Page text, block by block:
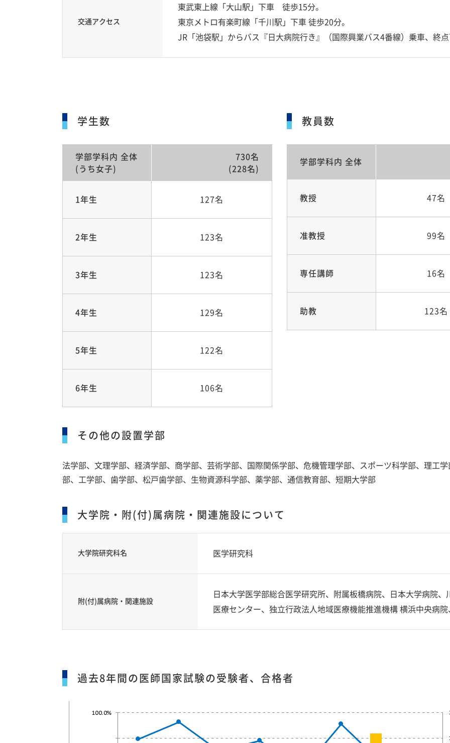
交通アクセス
東武東上線「大山駅」下車 徒歩15分。
東京メトロ有楽町線「千川駅」下車 徒歩20分。
JR「池袋駅」からバス『日大病院行き』（国際興業バス4番線）乗車、終
学生数
学部学科内 全体
(うち女子)
730名
(228名)
1年生 127名
2年生 123名
3年生 123名
4年生 129名
5年生 122名
6年生 106名
教員数
学部学科内 全体
教授 47名
准教授 99名
専任講師 16名
助教 123名
その他の設置学部
法学部、文理学部、経済学部、商学部、芸術学部、国際関係学部、危機管理学部、スポーツ科学部、理工
部、工学部、歯学部、松戸歯学部、生物資源科学部、薬学部、通信教育部、短期大学部
大学院・附(付)属病院・関連施設について
大学院研究科名 医学研究科
附(付)属病院・関連施設
日本大学医学部総合医学研究所、附属板橋病院、日本大学病院、
医療センター、独立行政法人地域医療機能推進機構 横浜中央病院
過去8年間の医師国家試験の受験者、合格者